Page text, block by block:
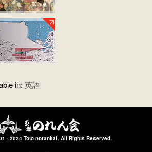
in: 英語
- 2024 Toto norankai. All Rights Reserved.